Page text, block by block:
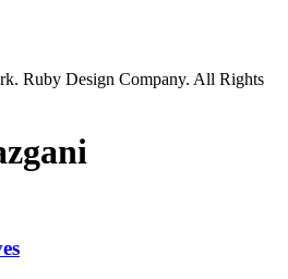
Ruby Design Company. All Rights